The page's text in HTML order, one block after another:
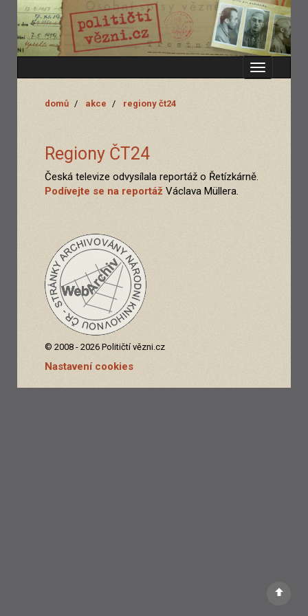
Zobrazit
domů akce regiony čt24
Regiony ČT24
Česká televize odvysílala reportáž o Řetízkárně.
Podívejte se na reportáž Václava Müllera.
© 2008 - 2026 Političtí vězni.cz
Nastavení cookies